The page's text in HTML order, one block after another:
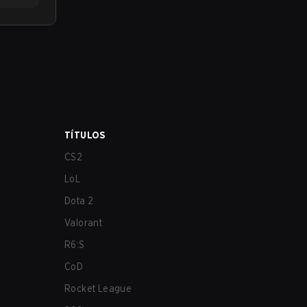
TÍTULOS
CS2
LoL
Dota 2
Valorant
R6:S
CoD
Rocket League